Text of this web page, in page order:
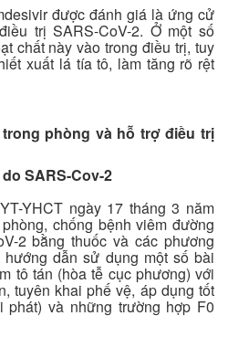
được đánh giá là ứng cử
trị SARS-CoV-2. Ở một số
chất này vào trong điều trị, tuy
xuất lá tía tô, làm tăng rõ rệt
phòng và hỗ trợ điều trị
SARS-Cov-2
YHCT ngày 17 tháng 3 năm
chống bệnh viêm đường
2 bằng thuốc và các phương
dẫn sử dụng một số bài
tô tán (hòa tễ cục phương) với
tuyên khai phế vệ, áp dụng tốt
phát) và những trường hợp F0